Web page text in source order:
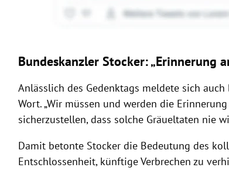
Bundeskanzler Stocker: „Erinnerung
Anlässlich des Gedenktags meldete sich
Wort. „Wir müssen und werden die
sicherzustellen, dass solche Gräueltaten nie
Damit betonte Stocker die Bedeutung des
Entschlossenheit, künftige Verbrechen zu